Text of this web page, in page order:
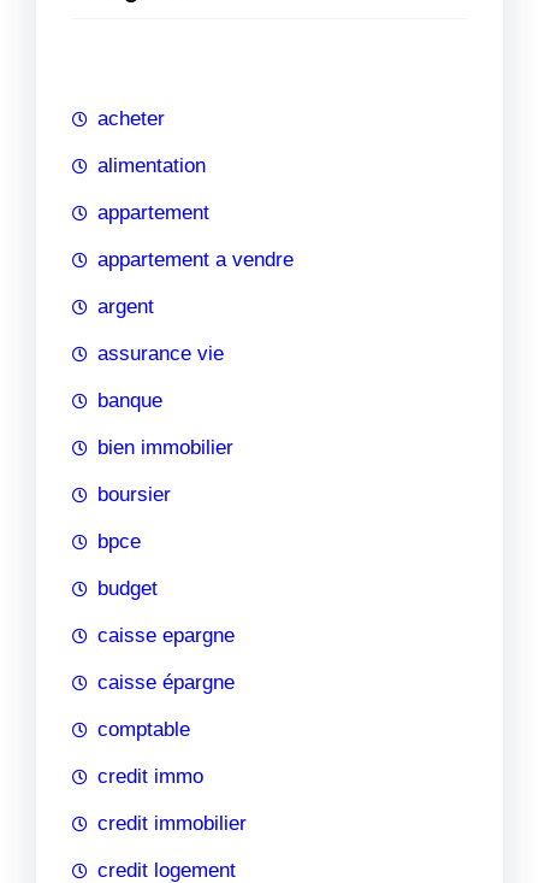
h
acheter
alimentation
appartement
appartement a vendre
argent
assurance vie
banque
bien immobilier
boursier
bpce
budget
caisse epargne
caisse épargne
comptable
credit immo
credit immobilier
credit logement